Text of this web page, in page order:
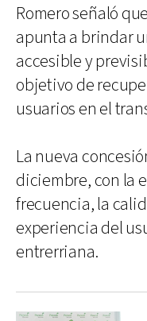
Romero señaló
apunta a brindar
accesible y
objetivo de
usuarios en el
La nueva
diciembre, con la
frecuencia, la
experiencia del
entrerriana.